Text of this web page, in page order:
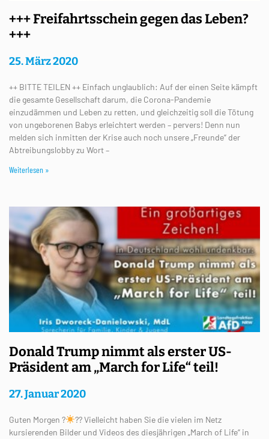
+++ Freifahrtsschein gegen das Leben?
+++
25. März 2020
++ BITTE TEILEN ++ Einfach unglaublich: Auf der einen Seite kämpft
die gesamte Gesellschaft darum, die Corona-Pandemie
einzudämmen und Leben zu retten, und gleichzeitig soll die Tötung
von ungeborenen Babys erleichtert werden – pervers! Denn nun
melden sich inmitten der Krise auch noch unsere „Freunde“ der
Abtreibungslobby zu Wort –
Weiterlesen »
Donald Trump nimmt als erster US-
Präsident am „March for Life“ teil!
27. Januar 2020
Guten Morgen ?
?? Vielleicht haben Sie die vielen im Netz
kursierenden Bilder und Videos des diesjährigen „March of Life“ in